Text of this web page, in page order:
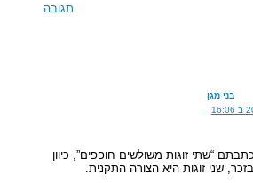
תגובה
בני מגן
“שתי זוגות משולשים חופפים”, כיוון
שני זוגות היא הצורה התקנית.